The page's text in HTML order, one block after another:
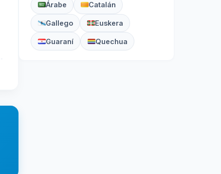
Árabe Catalán
Gallego Euskera
Guaraní Quechua